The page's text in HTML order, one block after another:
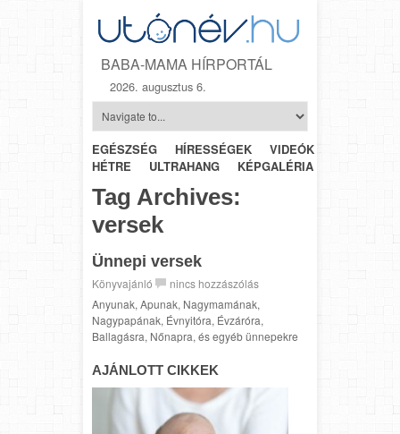
BABA-MAMA HÍRPORTÁL
2026. augusztus 6.
EGÉSZSÉG HÍRESSÉGEK VIDEÓK
HÉTRŐL-
HÉTRE
ULTRAHANG KÉPGALÉRIA
Tag Archives:
versek
Ünnepi versek
Könyvajánló
nincs hozzászólás
Anyunak, Apunak, Nagymamának,
Nagypapának, Évnyitóra, Évzáróra,
Ballagásra, Nőnapra, és egyéb ünnepekre
AJÁNLOTT CIKKEK